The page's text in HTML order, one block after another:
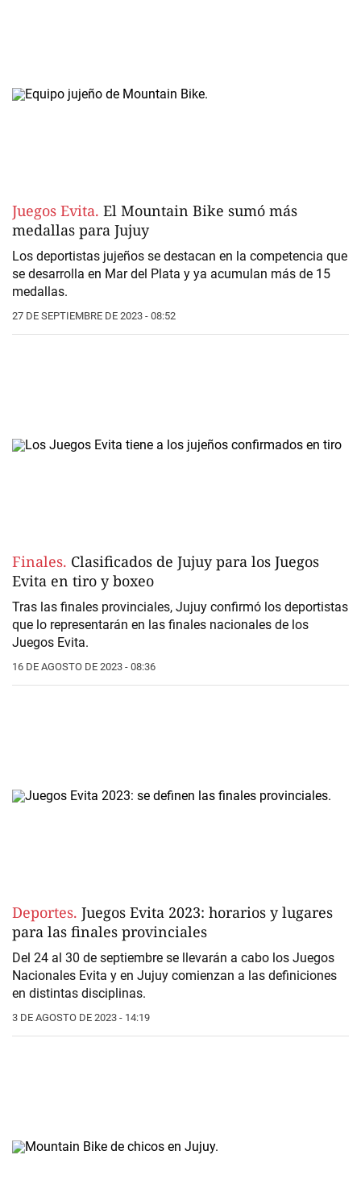
Juegos Evita. El Mountain Bike sumó más
medallas para Jujuy
Los deportistas jujeños se destacan en la competencia que
se desarrolla en Mar del Plata y ya acumulan más de 15
medallas.
27 DE SEPTIEMBRE DE 2023 - 08:52
Finales. Clasificados de Jujuy para los Juegos
Evita en tiro y boxeo
Tras las finales provinciales, Jujuy confirmó los deportistas
que lo representarán en las finales nacionales de los
Juegos Evita.
16 DE AGOSTO DE 2023 - 08:36
Deportes. Juegos Evita 2023: horarios y lugares
para las finales provinciales
Del 24 al 30 de septiembre se llevarán a cabo los Juegos
Nacionales Evita y en Jujuy comienzan a las definiciones
en distintas disciplinas.
3 DE AGOSTO DE 2023 - 14:19